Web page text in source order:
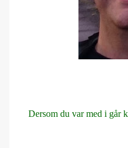
Dersom du var med i går